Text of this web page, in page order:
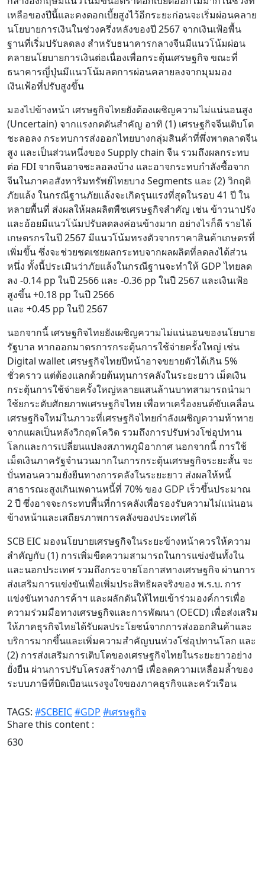
เหลือของปีนี้และคงดอกเบี้ยสูงไว้อีกระยะก่อนจะเริ่มผ่อนคลาย
นโยบายการเงินในช่วงครึ่งหลังของปี 2567 จากเงินเฟ้อพื้น
ฐานที่เริ่มปรับลดลง สำหรับธนาคารกลางจีนมีแนวโน้มผ่อน
คลายนโยบายการเงินต่อเนื่องเพื่อกระตุ้นเศรษฐกิจ ขณะที่
ธนาคารญี่ปุ่นมีแนวโน้มลดการผ่อนคลายลงจากมุมมอง
เงินเฟ้อที่ปรับสูงขึ้น
มองไปข้างหน้า เศรษฐกิจไทยยังต้องเผชิญความไม่แน่นอนสูง
(Uncertain) จากแรงกดดันสำคัญ อาทิ (1) เศรษฐกิจจีนเติบโต
ชะลอลง กระทบการส่งออกไทยบางกลุ่มสินค้าที่พึ่งพาตลาดจีน
สูง และเป็นส่วนหนึ่งของ Supply chain จีน รวมถึงผลกระทบ
ต่อ FDI จากจีนอาจชะลอลงบ้าง และอาจกระทบกำลังซื้อจาก
จีนในภาคอสังหาริมทรัพย์ไทยบาง Segments และ (2) วิกฤติ
ภัยแล้ง ในกรณีฐานภัยแล้งจะเกิดรุนแรงที่สุดในรอบ 41 ปี ใน
หลายพื้นที่ ส่งผลให้ผลผลิตพืชเศรษฐกิจสำคัญ เช่น ข้าวนาปรัง
และอ้อยมีแนวโน้มปรับลดลงค่อนข้างมาก อย่างไรก็ดี รายได้
เกษตรกรในปี 2567 มีแนวโน้มทรงตัวจากราคาสินค้าเกษตรที่
เพิ่มขึ้น ซึ่งจะช่วยชดเชยผลกระทบจากผลผลิตที่ลดลงได้ส่วน
หนึ่ง ทั้งนี้ประเมินว่าภัยแล้งในกรณีฐานจะทำให้ GDP ไทยลด
ลง -0.14 pp ในปี 2566 และ -0.36 pp ในปี 2567 และเงินเฟ้อ
สูงขึ้น +0.18 pp ในปี 2566
และ +0.45 pp ในปี 2567
นอกจากนี้ เศรษฐกิจไทยยังเผชิญความไม่แน่นอนของนโยบาย
รัฐบาล หากออกมาตรการกระตุ้นการใช้จ่ายครั้งใหญ่ เช่น
Digital wallet เศรษฐกิจไทยปีหน้าอาจขยายตัวได้เกิน 5%
ชั่วคราว แต่ต้องแลกด้วยต้นทุนการคลังในระยะยาว เม็ดเงิน
กระตุ้นการใช้จ่ายครั้งใหญ่หลายแสนล้านบาทสามารถนำมา
ใช้ยกระดับศักยภาพเศรษฐกิจไทย เพื่อหาเครื่องยนต์ขับเคลื่อน
เศรษฐกิจใหม่ในภาวะที่เศรษฐกิจไทยกำลังเผชิญความท้าทาย
จากแผลเป็นหลังวิกฤตโควิด รวมถึงการปรับห่วงโซ่อุปทาน
โลกและการเปลี่ยนแปลงสภาพภูมิอากาศ นอกจากนี้ การใช้
เม็ดเงินภาครัฐจำนวนมากในการกระตุ้นเศรษฐกิจระยะสั้น จะ
บั่นทอนความยั่งยืนทางการคลังในระยะยาว ส่งผลให้หนี้
สาธารณะสูงเกินเพดานหนี้ที่ 70% ของ GDP เร็วขึ้นประมาณ
2 ปี ซึ่งอาจจะกระทบพื้นที่การคลังเพื่อรองรับความไม่แน่นอน
ข้างหน้าและเสถียรภาพการคลังของประเทศได้
SCB EIC มองนโยบายเศรษฐกิจในระยะข้างหน้าควรให้ความ
สำคัญกับ (1) การเพิ่มขีดความสามารถในการแข่งขันทั้งใน
และนอกประเทศ รวมถึงกระจายโอกาสทางเศรษฐกิจ ผ่านการ
ส่งเสริมการแข่งขันเพื่อเพิ่มประสิทธิผลจริงของ พ.ร.บ. การ
แข่งขันทางการค้าฯ และผลักดันให้ไทยเข้าร่วมองค์การเพื่อ
ความร่วมมือทางเศรษฐกิจและการพัฒนา (OECD) เพื่อส่งเสริม
ให้ภาคธุรกิจไทยได้รับผลประโยชน์จากการส่งออกสินค้าและ
บริการมากขึ้นและเพิ่มความสำคัญบนห่วงโซ่อุปทานโลก และ
(2) การส่งเสริมการเติบโตของเศรษฐกิจไทยในระยะยาวอย่าง
ยั่งยืน ผ่านการปรับโครงสร้างภาษี เพื่อลดความเหลื่อมล้ำของ
ระบบภาษีที่บิดเบือนแรงจูงใจของภาคธุรกิจและครัวเรือน
TAGS: #SCBEIC#GDP #เศรษฐกิจ
Share this content :
630